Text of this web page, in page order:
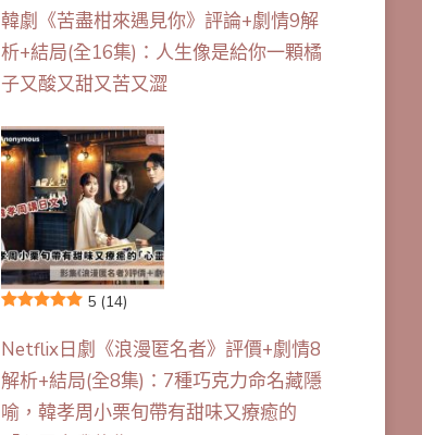
韓劇《苦盡柑來遇見你》評論+劇情9解
析+結局(全16集)：人生像是給你一顆橘
子又酸又甜又苦又澀
5 (14)
Netflix日劇《浪漫匿名者》評價+劇情8
解析+結局(全8集)：7種巧克力命名藏隱
喻，韓孝周小栗旬帶有甜味又療癒的